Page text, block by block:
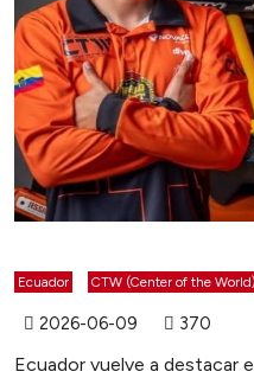
Ecuador CTW (Center of the World)
2026-06-09 370
Ecuador vuelve a destacar